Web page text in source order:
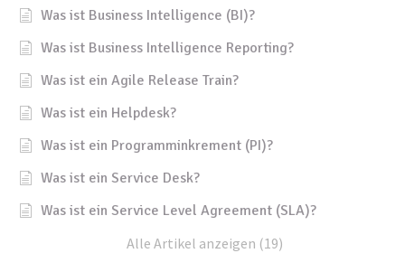
Was ist Business Intelligence (BI)?
Was ist Business Intelligence Reporting?
Was ist ein Agile Release Train?
Was ist ein Helpdesk?
Was ist ein Programminkrement (PI)?
Was ist ein Service Desk?
Was ist ein Service Level Agreement (SLA)?
Alle Artikel anzeigen (19)